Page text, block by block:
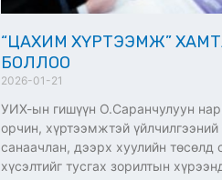
“ЦАХИМ ХҮРТЭЭМЖ”
БОЛЛОО
2026-01-21
УИХ-ын гишүүн О.Саранчулуун
орчин, хүртээмжтэй үйлчилгээний
санаачлан, дээрх хуулийн төсөлд
хүсэлтийг тусгах зорилтын